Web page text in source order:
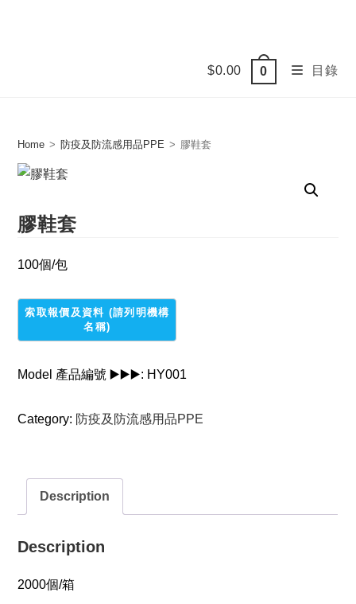
$0.00 0 目錄
Home > 防疫及防流感用品PPE > 膠鞋套
膠鞋套
100個/包
Model 產品編號 ▶️▶️▶️: HY001
Category: 防疫及防流感用品PPE
Description
Description
2000個/箱